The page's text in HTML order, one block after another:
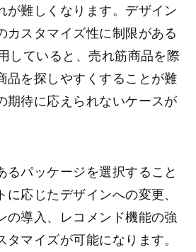
が難しくなります。デザイン
カスタマイズ性に制限がある
していると、売れ筋商品を際
品を探しやすくすることが難
期待に応えられないケースが
るパッケージを選択すること
応じたデザインへの変更、
の導入、レコメンド機能の強
マイズが可能になります。